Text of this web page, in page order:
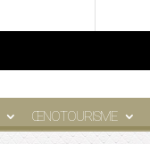
ŒNOTOURISME